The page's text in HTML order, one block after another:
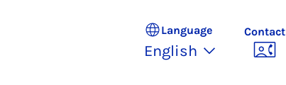
Language
English
Contact